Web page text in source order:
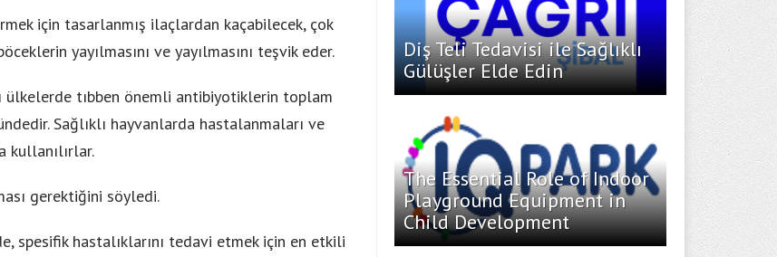
için tasarlanmış ilaçlardan kaçabilecek, çok
yayılmasını ve yayılmasını teşvik eder.
ülkelerde tıbben önemli antibiyotiklerin toplam
Sağlıklı hayvanlarda hastalanmaları ve
kullanılırlar.
gerektiğini söyledi.
spesifik hastalıklarını tedavi etmek için en etkili
Diş Teli Tedavisi ile Sağlıklı
Gülüşler Elde Edin
The Essential Role of Indoor
Playground Equipment in
Child Development